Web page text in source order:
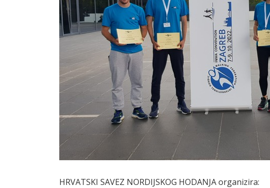
HRVATSKI SAVEZ NORDIJSKOG HODANJA organizira: